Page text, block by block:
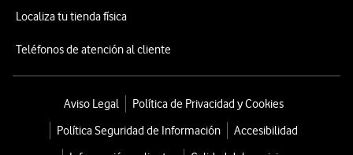
Localiza tu tienda física
Teléfonos de atención al cliente
Aviso Legal
Política de Privacidad y Cookies
Política Seguridad de Información
Accesibilidad